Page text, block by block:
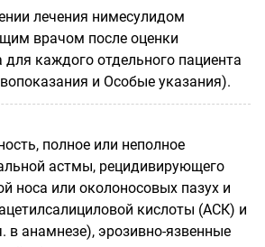
лечения нимесулидом
врачом после оценки
каждого отдельного пациента
и Особые указания).
полное или неполное
астмы, рецидивирующего
носа или околоносовых пазух и
кислоты (АСК) и
в анамнезе), эрозивно-язвенные